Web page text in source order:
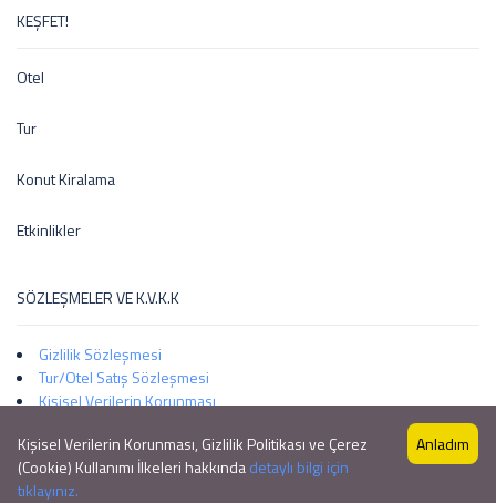
KEŞFET!
Otel
Tur
Konut Kiralama
Etkinlikler
SÖZLEŞMELER VE K.V.K.K
Gizlilik Sözleşmesi
Tur/Otel Satış Sözleşmesi
Kişisel Verilerin Korunması
Copyright © 2024 Tatil City
Kişisel Verilerin Korunması, Gizlilik Politikası ve Çerez
(Cookie) Kullanımı İlkeleri hakkındadetaylı bilgi için
tıklayınız.
Anladım